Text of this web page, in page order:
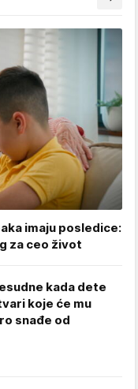
imaju posledice:
za ceo život
kada dete
koje će mu
snađe od